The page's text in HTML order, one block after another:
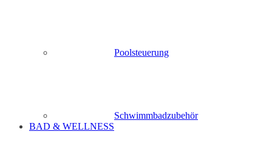
Poolsteuerung
Schwimmbadzubehör
BAD & WELLNESS